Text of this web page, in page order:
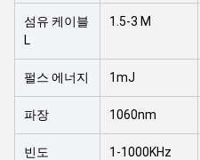
섬유 케이블
L
1.5-3 M
펄스 에너지 1mJ
파장 1060nm
빈도 1-1000KHz